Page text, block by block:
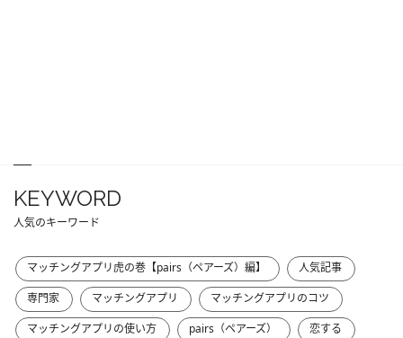
KEYWORD
人気のキーワード
マッチングアプリ虎の巻【pairs（ペアーズ）編】
人気記事
専門家
マッチングアプリ
マッチングアプリのコツ
マッチングアプリの使い方
pairs（ペアーズ）
恋する